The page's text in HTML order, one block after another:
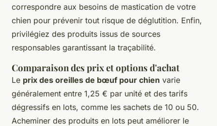
correspondre aux besoins de mastication de votre
chien pour prévenir tout risque de déglutition. Enfin,
privilégiez des produits issus de sources
responsables garantissant la traçabilité.
Comparaison des prix et options d'achat
Le prix des oreilles de bœuf pour chien varie
généralement entre 1,25 € par unité et des tarifs
dégressifs en lots, comme les sachets de 10 ou 50.
Acheminer des produits en lots peut améliorer le